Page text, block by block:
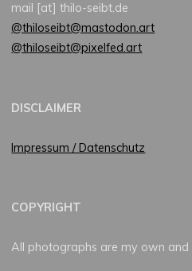
mail [at] thilo-seibt.de
@thiloseibt@mastodon.art
@thiloseibt@pixelfed.art
DISCLAIMER
Impressum / Datenschutz
COPYRIGHT
All photographs are my own